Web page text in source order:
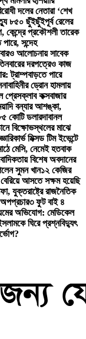
দলের নেতারা ‘শেখ
৮৫০ ছুঁইছুঁইপূর্ব রেলের
কেন্দ্রে প্রকৌশলী তারেক
সন্দেহ
আলোচনায় সাবেক
দরপত্রেও কাজ
ট্রাম্পবাড়তে পারে
ড্রোন হামলায়
প্রেসক্লাব কক্সবাজার
বন্যার আশঙ্কা,
কোটি ডলারদাবানল
বিক্ষোভস্থলের মাঝে
রিকার্ভ মিক্সড টিম ইভেন্টে
মেসি, নেমেই হতবাক
বিশেষ অবদানের
সুমন খান১২ কেজির
আসতে সক্ষম হয়েছি
যুক্তরাষ্ট্রে রাজনৈতিক
৩ ফুট বাই ৪
অভিযোগ: মেডিকেল
ঘিরে প্রশ্নবিদ্যুৎ